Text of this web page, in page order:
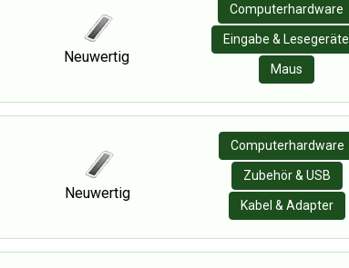
Neuwertig
Computerhardware
Eingabe & Lesegeräte
Maus
Neuwertig
Computerhardware
Zubehör & USB
Kabel & Adapter